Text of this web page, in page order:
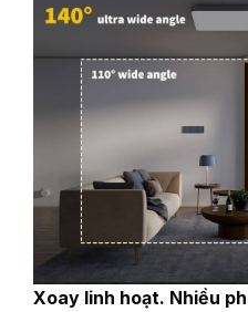
‎Xoay linh hoạt. Nhiều